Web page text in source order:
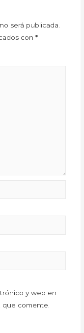
será publicada.
con *
y web en
que comente.